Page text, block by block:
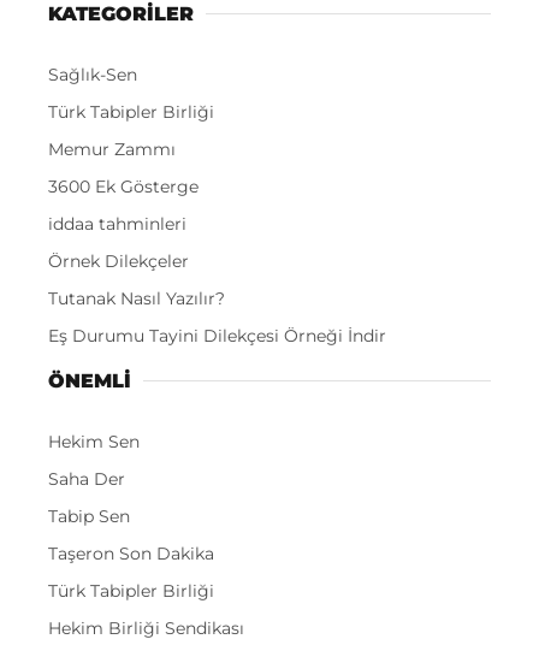
KATEGORİLER
Sağlık-Sen
Türk Tabipler Birliği
Memur Zammı
3600 Ek Gösterge
iddaa tahminleri
Örnek Dilekçeler
Tutanak Nasıl Yazılır?
Eş Durumu Tayini Dilekçesi Örneği İndir
ÖNEMLI
Hekim Sen
Saha Der
Tabip Sen
Taşeron Son Dakika
Türk Tabipler Birliği
Hekim Birliği Sendikası